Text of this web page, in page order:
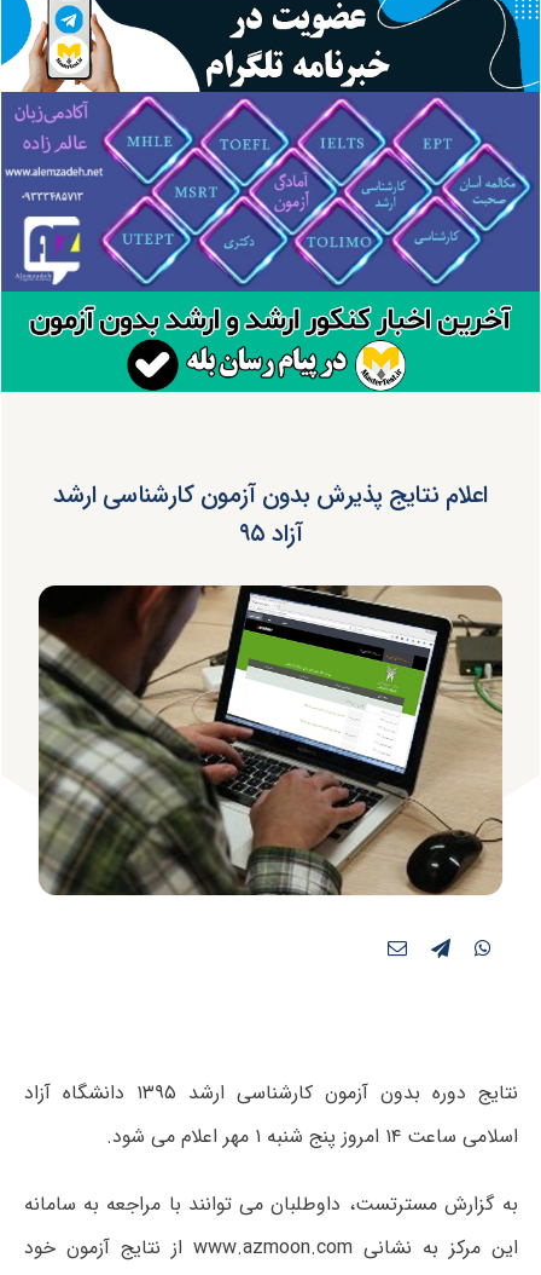
اعلام نتایج پذیرش بدون آزمون کارشناسی ارشد
آزاد ۹۵
نتایج دوره بدون آزمون کارشناسی ارشد ۱۳۹۵ دانشگاه آزاد
اسلامی ساعت ۱۴ امروز پنج شنبه ۱ مهر اعلام می شود.
به گزارش مسترتست، داوطلبان می توانند با مراجعه به سامانه
این مرکز به نشانیwww.azmoon.com از نتایج آزمون خود